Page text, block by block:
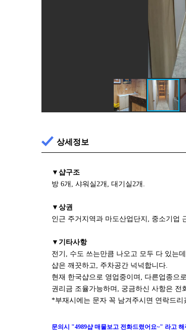
상세정보
▼샵구조
방 6개, 샤워실2개, 대기실2개.
▼상권
인근 주거지역과 마도산업단지, 중소기업
▼기타사항
전기, 수도 쓰는만큼 나오고 모두 다 있는
샵은 깨끗하고, 주차공간 넉넉합니다.
현재 한국샵으로 영업중이며, 다른업종으
권리금 조율가능하며, 궁금하신 사항은 전
*부재시에는 문자 꼭 남겨주시면 연락드리
문의시 "4989샵 매물보고 전화드렸어요~" 라고